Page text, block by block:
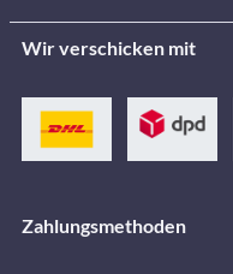
Wir verschicken mit
Zahlungsmethoden